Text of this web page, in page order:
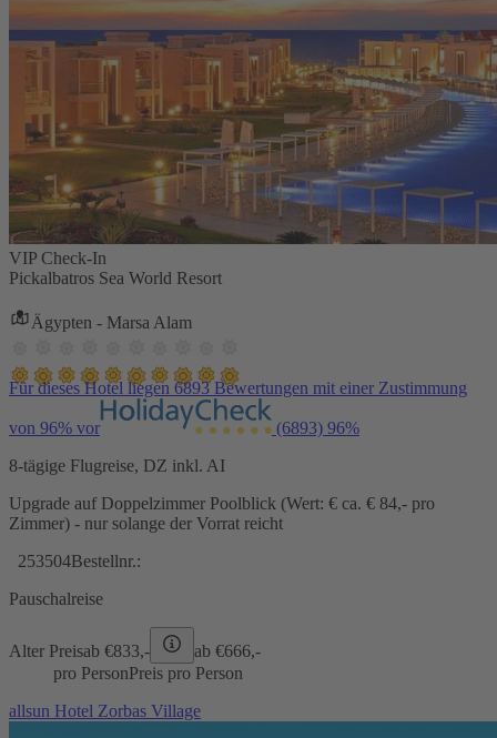
VIP Check-In
Pickalbatros Sea World Resort
Ägypten - Marsa Alam
Für dieses Hotel liegen 6893 Bewertungen mit einer Zustimmung
von 96% vor (6893) 96%
8-tägige Flugreise, DZ inkl. AI
Upgrade auf Doppelzimmer Poolblick (Wert: € ca. € 84,- pro
Zimmer) - nur solange der Vorrat reicht
253504Bestellnr.:
Pauschalreise
Alter Preisab €833,- ab €666,-
pro PersonPreis pro Person
allsun Hotel Zorbas Village